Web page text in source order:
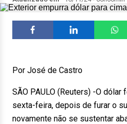
Por José de Castro
SÃO PAULO (Reuters) -O dólar
sexta-feira, depois de furar o
novamente não se sustentar